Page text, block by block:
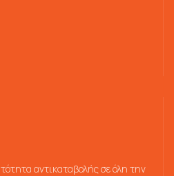
αντικαταβολής σε όλη την